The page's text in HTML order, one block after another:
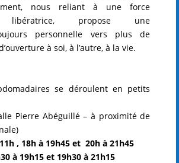
nous reliant à une force
libératrice, propose une
personnelle vers plus de
à soi, à l’autre, à la vie.
se déroulent en petits
Pierre Abéguillé – à proximité de
, 18h à 19h45 et 20h à 21h45
à 19h15 et 19h30 à 21h15